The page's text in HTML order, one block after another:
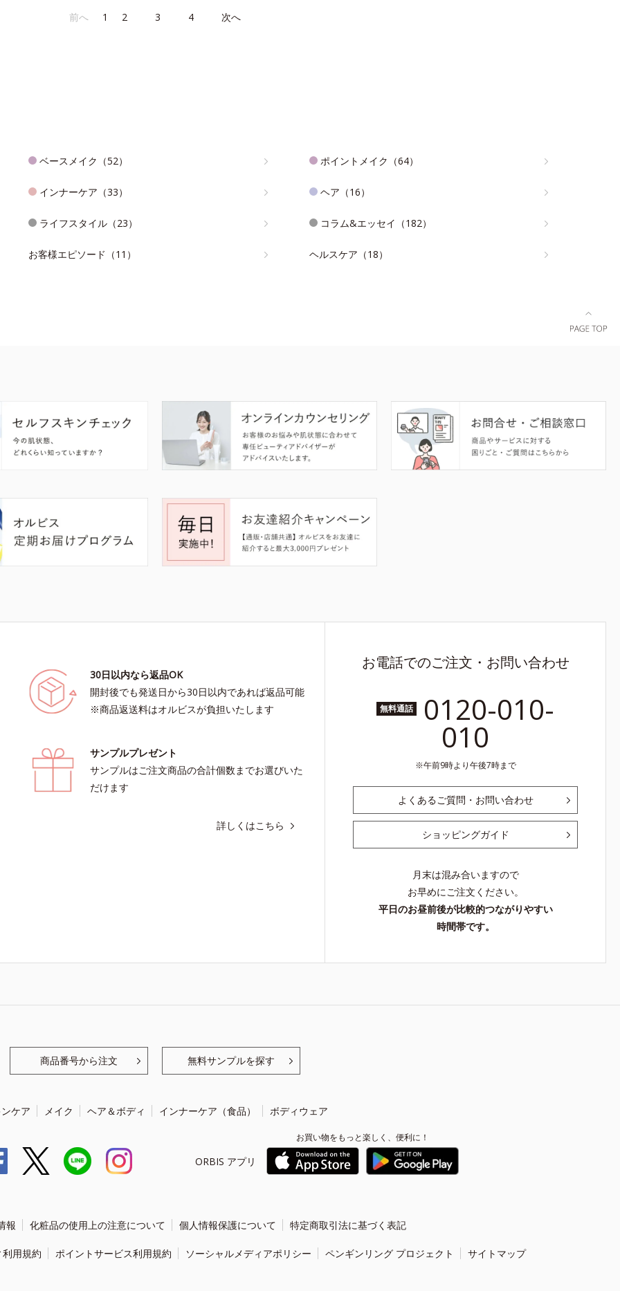
前へ 1 2 3 4 次へ
ベースメイク（52） ポイントメイク（64）
インナーケア（33） ヘア（16）
ライフスタイル（23） コラム&エッセイ（182）
お客様エピソード（11） ヘルスケア（18）
30日以内なら返品OK
開封後でも発送日から30日以内であれば返品可能
※商品返送料はオルビスが負担いたします
サンプルプレゼント
サンプルはご注文商品の合計個数までお選びいた
だけます
詳しくはこちら
お電話でのご注文・お問い合わせ
無料通話 0120-010-
010
午前9時より午後7時まで
よくあるご質問・お問い合わせ
ショッピングガイド
月末は混み合いますので
お早めにご注文ください。
平日のお昼前後が比較的つながりやすい
時間帯です。
商品番号から注文 無料サンプルを探す
ケア メイク ヘア＆ボディ インナーケア（食品） ボディウェア
ORBIS アプリ
お買い物をもっと楽しく、便利に！
報 化粧品の使用上の注意について 個人情報保護について 特定商取引法に基づく表記
用規約 ポイントサービス利用規約 ソーシャルメディアポリシー ペンギンリング プロジェクト サイトマップ